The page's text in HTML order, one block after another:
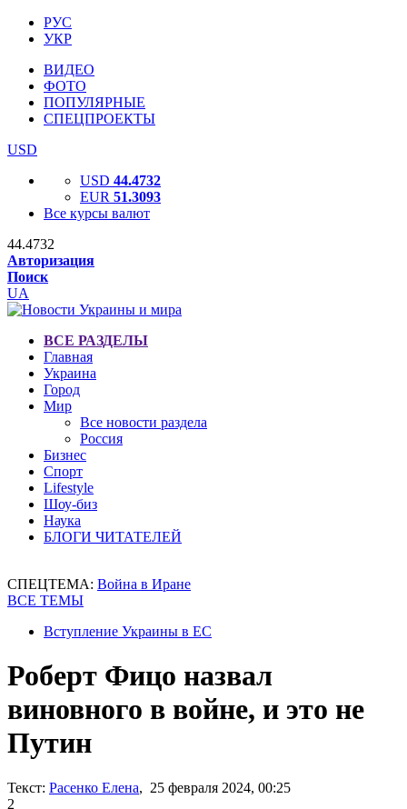
РУС
УКР
ВИДЕО
ФОТО
ПОПУЛЯРНЫЕ
СПЕЦПРОЕКТЫ
USD
USD 44.4732
EUR 51.3093
Все курсы валют
44.4732
Авторизация
Поиск
UA
ВСЕ РАЗДЕЛЫ
Главная
Украина
Город
Мир
Все новости раздела
Россия
Бизнес
Спорт
Lifestyle
Шоу-биз
Наука
БЛОГИ ЧИТАТЕЛЕЙ
СПЕЦТЕМА: Война в Иране
ВСЕ ТЕМЫ
Вступление Украины в ЕС
Роберт Фицо назвал
виновного в войне, и это не
Путин
Текст: Расенко Елена, 25 февраля 2024, 00:25
2